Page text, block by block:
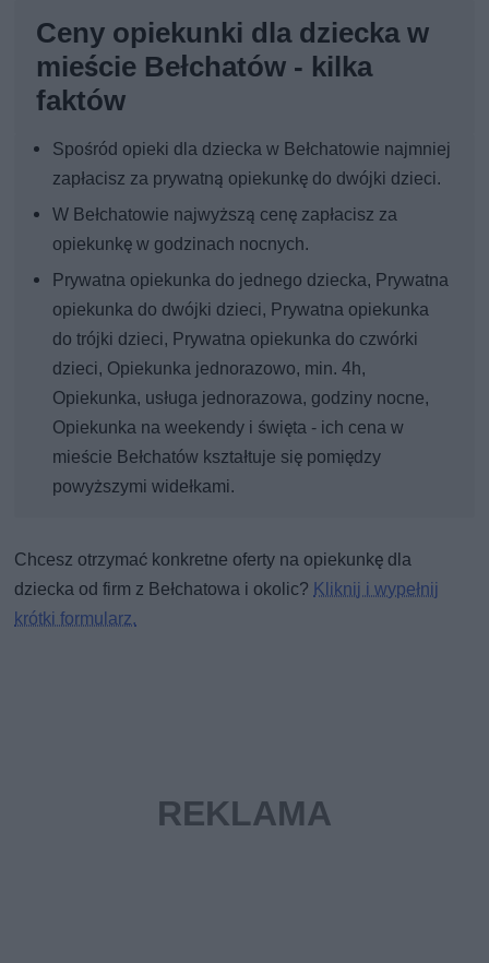
Ceny opiekunki dla dziecka w
mieście Bełchatów - kilka
faktów
Spośród opieki dla dziecka w Bełchatowie najmniej
zapłacisz za prywatną opiekunkę do dwójki dzieci.
W Bełchatowie najwyższą cenę zapłacisz za
opiekunkę w godzinach nocnych.
Prywatna opiekunka do jednego dziecka, Prywatna
opiekunka do dwójki dzieci, Prywatna opiekunka
do trójki dzieci, Prywatna opiekunka do czwórki
dzieci, Opiekunka jednorazowo, min. 4h,
Opiekunka, usługa jednorazowa, godziny nocne,
Opiekunka na weekendy i święta - ich cena w
mieście Bełchatów kształtuje się pomiędzy
powyższymi widełkami.
Chcesz otrzymać konkretne oferty na opiekunkę dla
dziecka od firm z Bełchatowa i okolic? Kliknij i wypełnij
krótki formularz.